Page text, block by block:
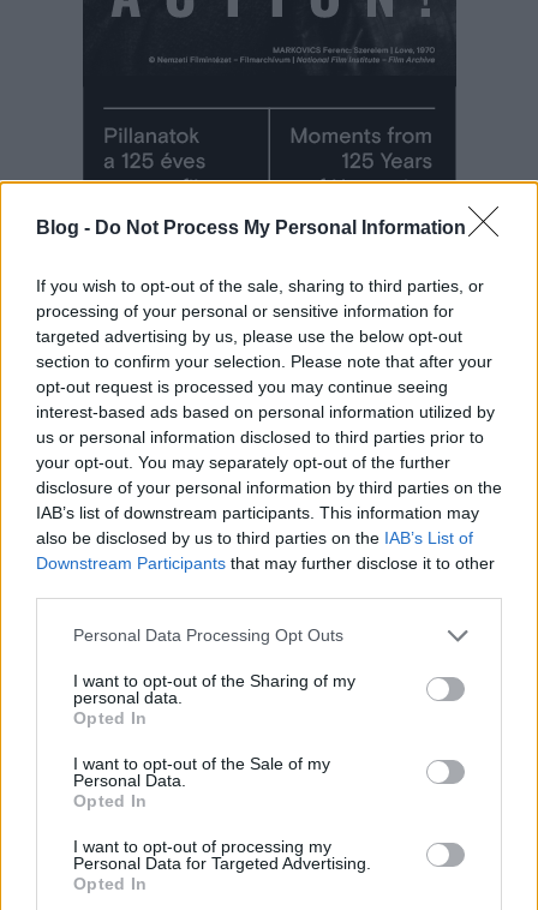
Blog - Do Not Process My Personal Information
If you wish to opt-out of the sale, sharing to third parties, or
processing of your personal or sensitive information for
targeted advertising by us, please use the below opt-out
section to confirm your selection. Please note that after your
opt-out request is processed you may continue seeing
interest-based ads based on personal information utilized by
us or personal information disclosed to third parties prior to
your opt-out. You may separately opt-out of the further
disclosure of your personal information by third parties on the
IAB’s list of downstream participants. This information may
also be disclosed by us to third parties on the IAB’s List of
Downstream Participants that may further disclose it to other
Please note that this website/app uses one or more Google
not limited to your visit or usage behaviour. You may click to
grant or deny consent to Google and its third-party tags to
use your data for below specified purposes in below Google
consent section.
Personal Data Processing Opt Outs
I want to opt-out of the Sharing of my
personal data.
Opted In
I want to opt-out of the Sale of my
Personal Data.
Opted In
I want to opt-out of processing my
Personal Data for Targeted Advertising.
Opted In
Mai Manó Ház a
Facebookon
Mai Manó Ház a